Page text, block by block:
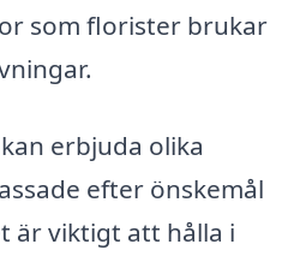
som florister brukar
erbjuda olika
efter önskemål
är viktigt att hålla i